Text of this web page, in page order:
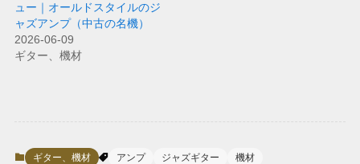
ュー｜オールドスタイルのジ
ャズアンプ（中古の名機）
2026-06-09
ギター、機材
ギター、機材 アンプ ジャズギター 機材